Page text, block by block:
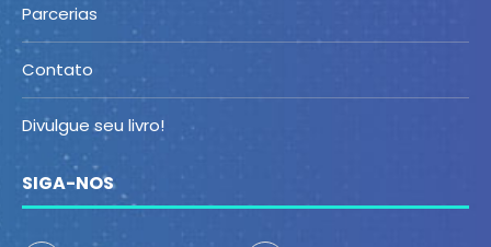
Parcerias
Contato
Divulgue seu livro!
SIGA-NOS